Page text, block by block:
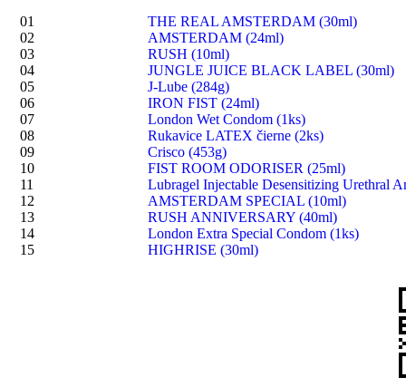
01
THE REAL AMSTERDAM (30ml)
02
AMSTERDAM (24ml)
03
RUSH (10ml)
04
JUNGLE JUICE BLACK LABEL (30ml)
05
J-Lube (284g)
06
IRON FIST (24ml)
07
London Wet Condom (1ks)
08
Rukavice LATEX čierne (2ks)
09
Crisco (453g)
10
FIST ROOM ODORISER (25ml)
11
Lubragel Injectable Desensitizing Urethral
12
AMSTERDAM SPECIAL (10ml)
13
RUSH ANNIVERSARY (40ml)
14
London Extra Special Condom (1ks)
15
HIGHRISE (30ml)